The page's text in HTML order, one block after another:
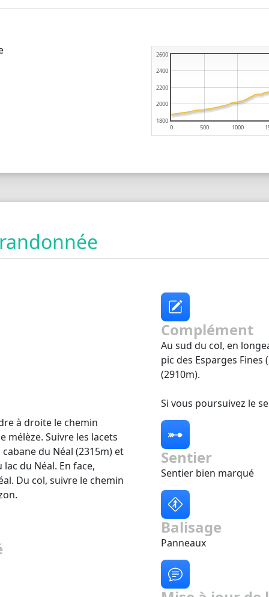
0 500 1000
1800
2000
2200
2400
2600
à droite le chemin
Suivre les lacets
du Néal (2315m) et
du Néal. En face,
Du col, suivre le chemin
Complément
Au sud du col, en
pic des Esparges Fines
(2910m).
Si vous poursuivez le
Sentier
Sentier bien marqué
Balisage
Panneaux